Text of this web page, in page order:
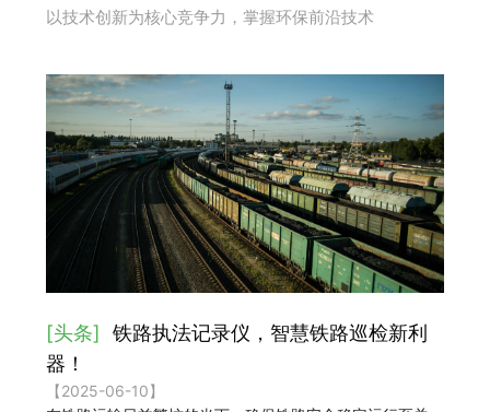
以技术创新为核心竞争力，掌握环保前沿技术
[头条]
铁路执法记录仪，智慧铁路巡检新利
器！
【2025-06-10】